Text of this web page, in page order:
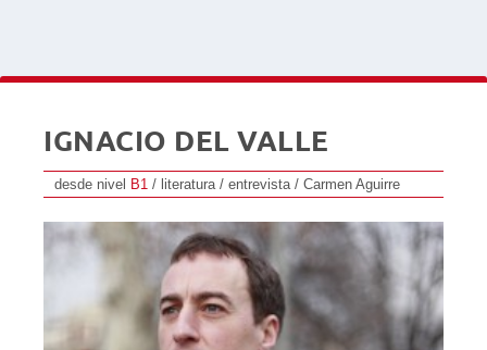
IGNACIO DEL VALLE
desde nivel B1 / literatura / entrevista / Carmen Aguirre